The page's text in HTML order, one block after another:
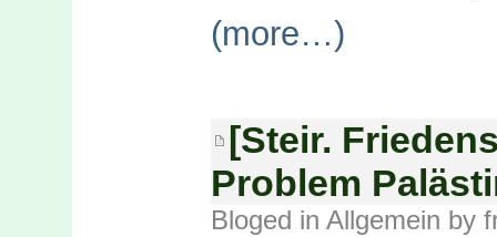
(more…)
[Steir.
Problem
Bloged in Allgemein by